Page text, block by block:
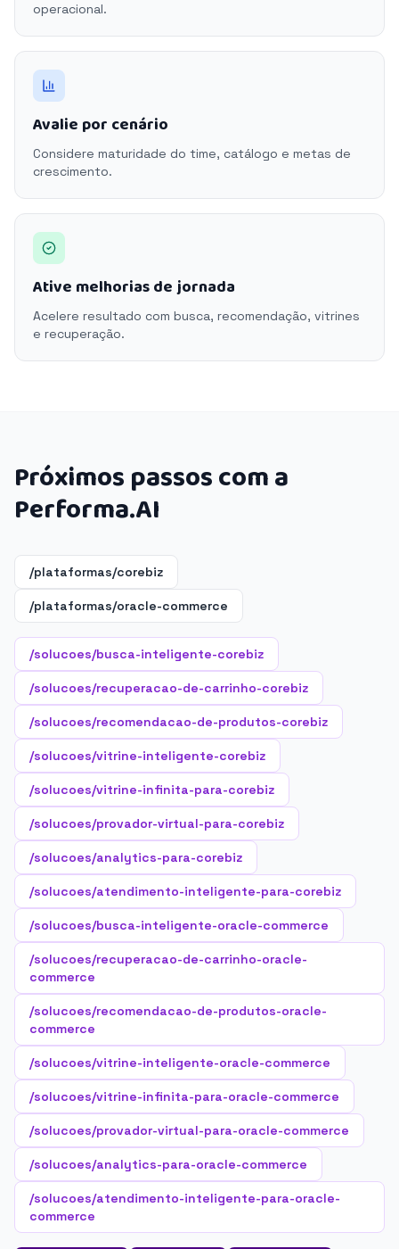
operacional.
Avalie por cenário
Considere maturidade do time, catálogo e metas de
crescimento.
Ative melhorias de jornada
Acelere resultado com busca, recomendação, vitrines
e recuperação.
Próximos passos com a
Performa.AI
/plataformas/corebiz
/plataformas/oracle-commerce
/solucoes/busca-inteligente-corebiz
/solucoes/recuperacao-de-carrinho-corebiz
/solucoes/recomendacao-de-produtos-corebiz
/solucoes/vitrine-inteligente-corebiz
/solucoes/vitrine-infinita-para-corebiz
/solucoes/provador-virtual-para-corebiz
/solucoes/analytics-para-corebiz
/solucoes/atendimento-inteligente-para-corebiz
/solucoes/busca-inteligente-oracle-commerce
/solucoes/recuperacao-de-carrinho-oracle-
commerce
/solucoes/recomendacao-de-produtos-oracle-
commerce
/solucoes/vitrine-inteligente-oracle-commerce
/solucoes/vitrine-infinita-para-oracle-commerce
/solucoes/provador-virtual-para-oracle-commerce
/solucoes/analytics-para-oracle-commerce
/solucoes/atendimento-inteligente-para-oracle-
commerce